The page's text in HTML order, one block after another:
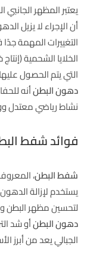
يعتبر المظهر
أن الإجراء لا يزيل
التغييرات المهمة
الخلايا الشحمية
التي يتم الحصول
دهون البطنأنه
نشاط رياضي معتدل
فوائد شفط
شفط البطن،
يستخدم لإزالة
لتحسين مظهر البطن
دهون البطنأو شد
الجبالي يعد من أبرز